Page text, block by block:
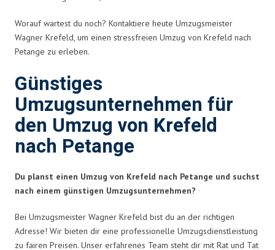
Worauf wartest du noch? Kontaktiere heute Umzugsmeister
Wagner Krefeld, um einen stressfreien Umzug von Krefeld nach
Petange zu erleben.
Günstiges
Umzugsunternehmen für
den Umzug von Krefeld
nach Petange
Du planst einen Umzug von Krefeld nach Petange und suchst
nach einem günstigen Umzugsunternehmen?
Bei Umzugsmeister Wagner Krefeld bist du an der richtigen
Adresse! Wir bieten dir eine professionelle Umzugsdienstleistung
zu fairen Preisen. Unser erfahrenes Team steht dir mit Rat und Tat